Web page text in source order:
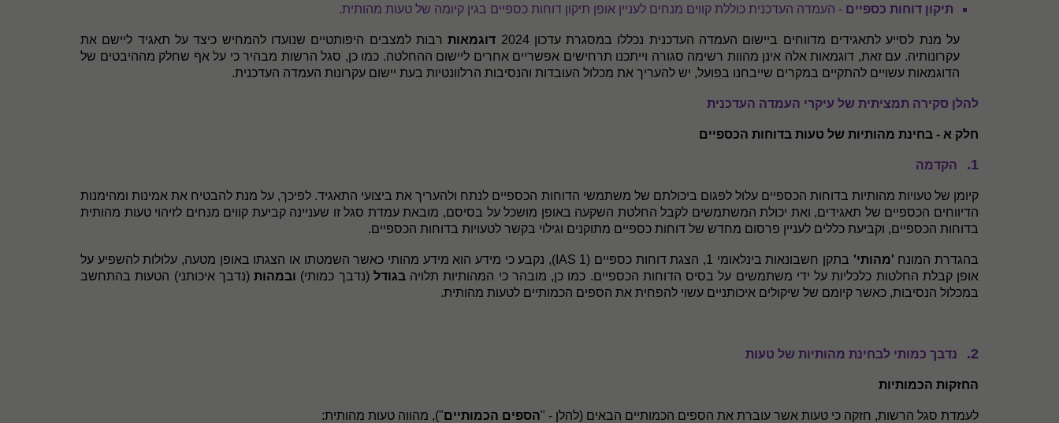
תיקון דוחות כספיים - העמדה העדכנית כוללת קווים מנחים לעניין אופן תיקון דוחות כספיים בגין קיומה של טעות מהותית.
על מנת לסייע לתאגידים מדווחים ביישום העמדה העדכנית נכללו במסגרת עדכון 2024 דוגמאות רבות למצבים היפותטיים שנועדו להמחיש כיצד על תאגיד ליישם את
עקרונותיה. עם זאת, דוגמאות אלה אינן מהוות רשימה סגורה וייתכנו תרחישים אפשריים אחרים ליישום ההחלטה. כמו כן, סגל הרשות מבהיר כי על אף שחלק מההיבטים של
הדוגמאות עשויים להתקיים במקרים שייבחנו בפועל, יש להעריך את מכלול העובדות והנסיבות הרלוונטיות בעת יישום עקרונות העמדה העדכנית.
להלן סקירה תמציתית של עיקרי העמדה העדכנית
חלק א - בחינת מהותיות של טעות בדוחות הכספיים
1. הקדמה
קיומן של טעויות מהותיות בדוחות הכספיים עלול לפגום ביכולתם של משתמשי הדוחות הכספיים לנתח ולהעריך את ביצועי התאגיד. לפיכך, על מנת להבטיח את אמינות ומהימנות
הדיווחים הכספיים של תאגידים, ואת יכולת המשתמשים לקבל החלטת השקעה באופן מושכל על בסיסם, מובאת עמדת סגל זו שעניינה קביעת קווים מנחים לזיהוי טעות מהותית
בדוחות הכספיים, וקביעת כללים לעניין פרסום מחדש של דוחות כספיים מתוקנים וגילוי בקשר לטעויות בדוחות הכספיים.
בהגדרת המונח 'מהותי' בתקן חשבונאות בינלאומי 1, הצגת דוחות כספיים ( IAS 1), נקבע כי מידע הוא מידע מהותי כאשר השמטתו או הצגתו באופן מטעה, עלולות להשפיע על
אופן קבלת החלטות כלכליות על ידי משתמשים על בסיס הדוחות הכספיים. כמו כן, מובהר כי המהותיות תלויהבגודל (נדבך כמותי) ובמהות (נדבך איכותני) הטעות בהתחשב
במכלול הנסיבות, כאשר קיומם של שיקולים איכותניים עשוי להפחית את הספים הכמותיים לטעות מהותית.
2. נדבך כמותי לבחינת מהותיות של טעות
החזקות הכמותיות
לעמדת סגל הרשות, חזקה כי טעות אשר עוברת את הספים הכמותיים הבאים (להלן - "הספים הכמותיים"), מהווה טעות מהותית: